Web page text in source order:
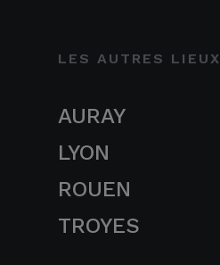
LES AUTRES LIEUX
AURAY
LYON
ROUEN
TROYES